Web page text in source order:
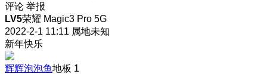
评论 举报
LV5荣耀 Magic3 Pro 5G
2022-2-1 11:11 属地未知
新年快乐
辉辉泡泡鱼地板 1